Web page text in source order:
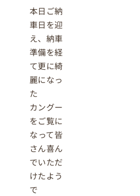
本日ご納
車日を迎
え、納車
準備を経
て更に綺
麗になっ
た
カングー
をご覧に
なって皆
さん喜ん
でいただ
けたよう
で